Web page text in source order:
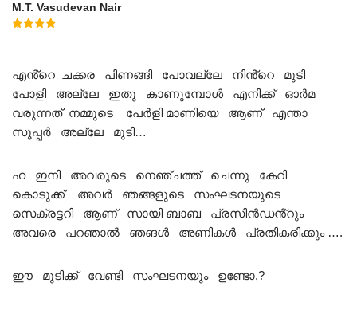
M.T. Vasudevan Nair
എൻ്റെ ചക്കര പിണങ്ങി പോവല്ലേ നിൻ്റെ മുടി
പോളി അല്ലേ ഇതു കാണുമ്പോൾ എനിക്ക് ഓർമ
വരുന്നത് നമ്മുടെ പേർളി മാണിയെ ആണ് എന്താ
സൂപ്പർ അല്ലേ മുടി…
ഹ ഇനി അവരുടെ നെഞ്ചത്ത് ചെന്നു കേറി
കൊടുക്ക് അവർ ഞങ്ങളുടെ സംഘടനയുടെ
സെക്രട്ടറി ആണ് സായി ബാബ പ്രസിൻഡൻ്റും
അവരെ പറഞാൽ ഞങൾ അണികൾ പ്രതികരിക്കും ….
ഈ മുടിക്ക് വേണ്ടി സംഘടനയും ഉണ്ടോ,?